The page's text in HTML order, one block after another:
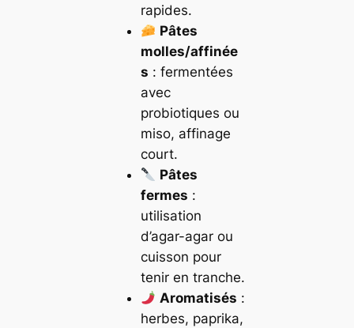
rapides.
Pâtes
molles/affinée
s : fermentées
avec
probiotiques ou
miso, affinage
court.
Pâtes
fermes :
utilisation
d’agar-agar ou
cuisson pour
tenir en tranche.
Aromatisés :
herbes, paprika,